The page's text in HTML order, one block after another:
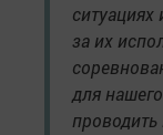
ситуациях
за их
для
проводить